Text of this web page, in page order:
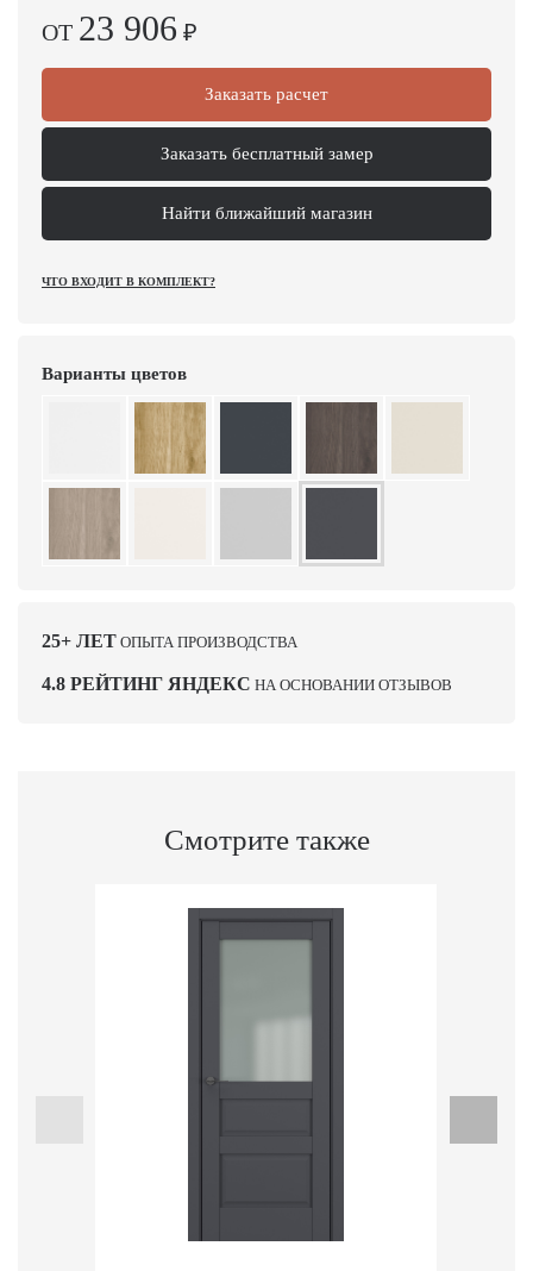
ОТ 23 906 ₽
Заказать расчет
Заказать бесплатный замер
Найти ближайший магазин
ЧТО ВХОДИТ В КОМПЛЕКТ?
Варианты цветов
25+ ЛЕТ ОПЫТА ПРОИЗВОДСТВА
4.8 РЕЙТИНГ ЯНДЕКС НА ОСНОВАНИИ ОТЗЫВОВ
Смотрите также